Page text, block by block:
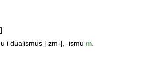
i dualismus [-zm-], -ismu m.